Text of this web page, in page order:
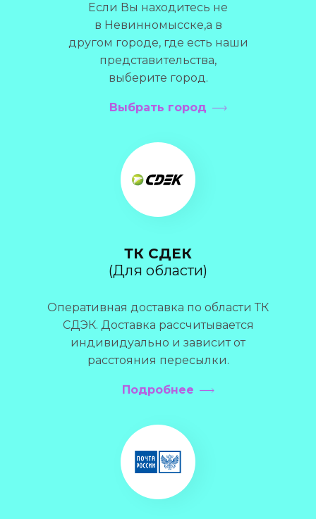
Если Вы находитесь не
в Невинномысске,а в
другом городе, где есть наши
представительства,
выберите город.
Выбрать город
ТК СДЕК
(Для области)
Оперативная доставка по области ТК
СДЭК. Доставка рассчитывается
индивидуально и зависит от
расстояния пересылки.
Подробнее